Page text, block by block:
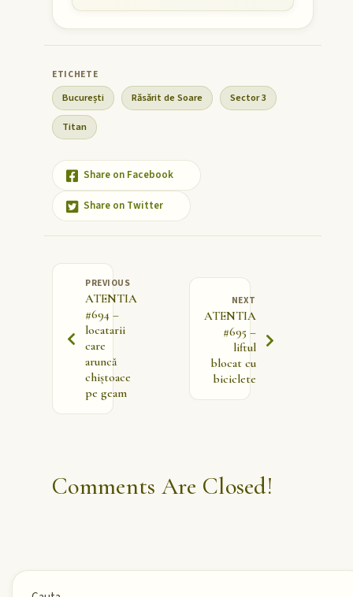
București Răsărit de Soare Sector 3
Titan
Share on Facebook
Share on Twitter
PREVIOUS
ATENTIA
#694 –
locatarii
care
aruncă
chiștoace
pe geam
NEXT
ATENTIA
#695 –
liftul
blocat cu
biciclete
Comments Are Closed!